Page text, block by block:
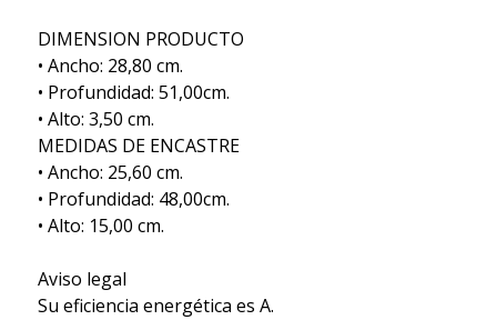
DIMENSION PRODUCTO
• Ancho: 28,80 cm.
• Profundidad: 51,00cm.
• Alto: 3,50 cm.
MEDIDAS DE ENCASTRE
• Ancho: 25,60 cm.
• Profundidad: 48,00cm.
• Alto: 15,00 cm.
Aviso legal
Su eficiencia energética es A.